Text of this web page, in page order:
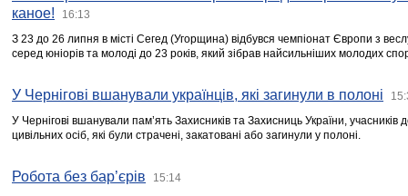
каное!
16:13
З 23 до 26 липня в місті Сегед (Угорщина) відбувся чемпіонат Європи з
серед юніорів та молоді до 23 років, який зібрав найсильніших молодих
У Чернігові вшанували українців, які загинули в полоні
У Чернігові вшанували пам’ять Захисників та Захисниць України,
цивільних осіб, які були страчені, закатовані або загинули у полоні.
Робота без бар’єрів 15:14